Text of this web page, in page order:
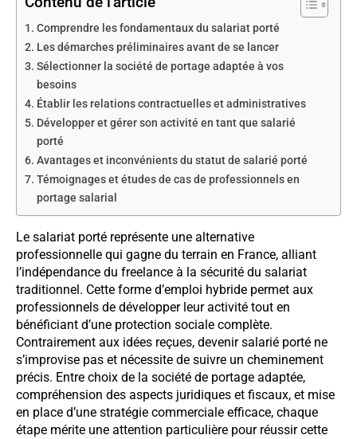
Comprendre les fondamentaux du salariat porté
Les démarches préliminaires avant de se lancer
Sélectionner la société de portage adaptée à vos
besoins
Établir les relations contractuelles et administratives
Développer et gérer son activité en tant que salarié
porté
Avantages et inconvénients du statut de salarié porté
Témoignages et études de cas de professionnels en
portage salarial
Le salariat porté représente une alternative
professionnelle qui gagne du terrain en France, alliant
l’indépendance du freelance à la sécurité du salariat
traditionnel. Cette forme d’emploi hybride permet aux
professionnels de développer leur activité tout en
bénéficiant d’une protection sociale complète.
Contrairement aux idées reçues, devenir salarié porté ne
s’improvise pas et nécessite de suivre un cheminement
précis. Entre choix de la société de portage adaptée,
compréhension des aspects juridiques et fiscaux, et mise
en place d’une stratégie commerciale efficace, chaque
étape mérite une attention particulière pour réussir cette